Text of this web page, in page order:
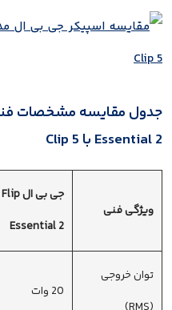
Essential 2 با Clip 5
ویژگی فنی
جی بی ال Flip
Essential 2
توان خروجی
20 وات